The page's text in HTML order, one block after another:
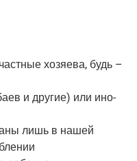
хозя­е­ва, будь –
и дру­гие) или ино­
лишь в нашей